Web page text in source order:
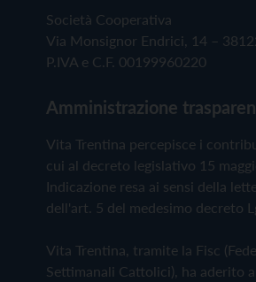
Società Cooperativa
Via Monsignor Endrici, 14 –
P.IVA e C.F. 00199960220
Amministrazione
Vita Trentina percepisce i
cui al decreto legislativo 15
Indicazione resa ai sensi della
dell'art. 5 del medesimo decreto
Vita Trentina, tramite la Fisc
Settimanali Cattolici), ha aderito